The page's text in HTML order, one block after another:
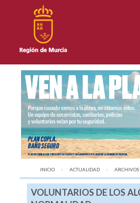
INICIO ACTUALIDAD
VOLUNTARIOS DE LOS